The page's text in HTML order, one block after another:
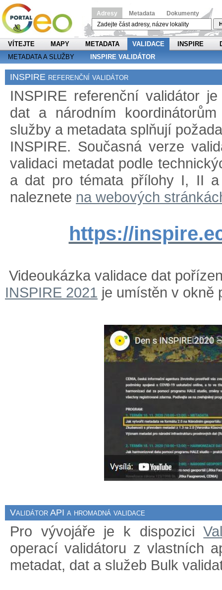
Adresy Metadata Dokumenty
VÍTEJTE MAPY METADATA VALIDACE INSPIRE
METADATA A SLUŽBY
INSPIRE VALIDÁTOR
INSPIRE referenční validátor
INSPIRE referenční validátor
dat a národním
služby a metadata splňují
INSPIRE. Současná verze
validaci metadat podle
a dat pro témata přílohy I, II a
naleznete na webových
https://
Videoukázka validace dat
INSPIRE 2021 je umístěn v okně
Validátor API a hromadná validace
Pro vývojáře je k dispozici
operací validátoru z vlastních
metadat, dat a služeb Bulk